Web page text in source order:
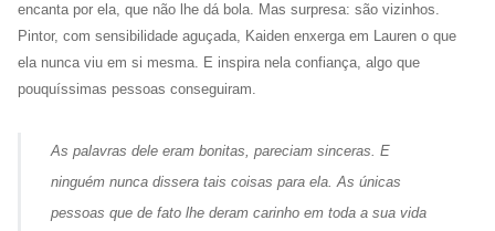
encanta por ela, que não lhe dá bola. Mas surpresa: são vizinhos.
Pintor, com sensibilidade aguçada, Kaiden enxerga em Lauren o que
ela nunca viu em si mesma. E inspira nela confiança, algo que
pouquíssimas pessoas conseguiram.
As palavras dele eram bonitas, pareciam sinceras. E
ninguém nunca dissera tais coisas para ela. As únicas
pessoas que de fato lhe deram carinho em toda a sua vida